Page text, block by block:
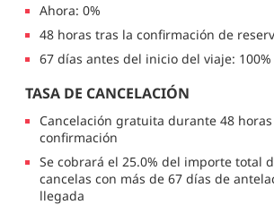
Ahora: 0%
48 horas tras la confirmación de
67 días antes del inicio del viaje: 100%
TASA DE CANCELACIÓN
Cancelación gratuita durante 48
confirmación
Se cobrará el 25.0% del importe total
cancelas con más de 67 días de
llegada